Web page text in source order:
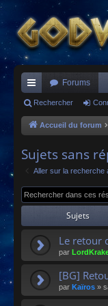
ac
co
s
Forums
Rechercher
Accueil du forum
Sujets sans
Aller sur la recherche
Sujets
Le retour
par
[BG]
par Kaïros »